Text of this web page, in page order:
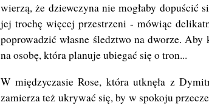
wierzą, że dziewczyna nie mogłaby dopuścić
jej trochę więcej przestrzeni - mówiąc
poprowadzić własne śledztwo na dworze.
na osobę, która planuje ubiegać się o tron...
W międzyczasie Rose, która utknęła z
zamierza też ukrywać się, by w spokoju